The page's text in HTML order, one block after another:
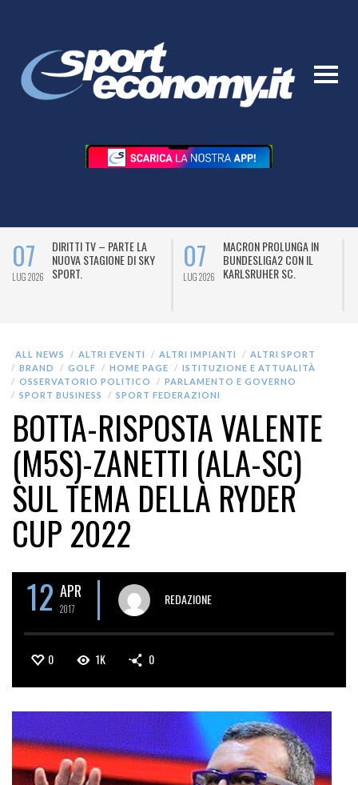
07
LUG 2026
DIRITTI TV – PARTE LA
NUOVA STAGIONE DI SKY
SPORT.
07
LUG 2026
MACRON PROLUNGA IN
BUNDESLIGA2 CON IL
KARLSRUHER SC.
ALL NEWS ALTRI EVENTI ALTRI IMPIANTI
ALTRI SPORT
BRAND
GOLF HOME PAGE
ISTITUZIONE E ATTUALITÀ
OSSERVATORIO POLITICO
PARLAMENTO E GOVERNO
SPORT BUSINESS
SPORT FEDERAZIONI
BOTTA-RISPOSTA VALENTE
(M5S)-ZANETTI (ALA-SC)
SUL TEMA DELLA RYDER
CUP 2022
12 APR
2017
REDAZIONE
0 1K 0